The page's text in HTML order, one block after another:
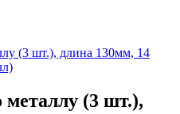
(3 шт.), длина 130мм, 14
(3 шт.),